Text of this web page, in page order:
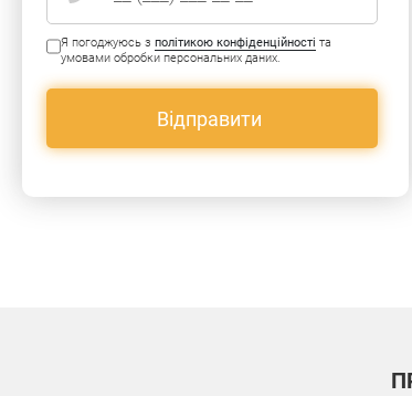
Я погоджуюсь зполітикою конфіденційності та
умовами обробки персональних даних.